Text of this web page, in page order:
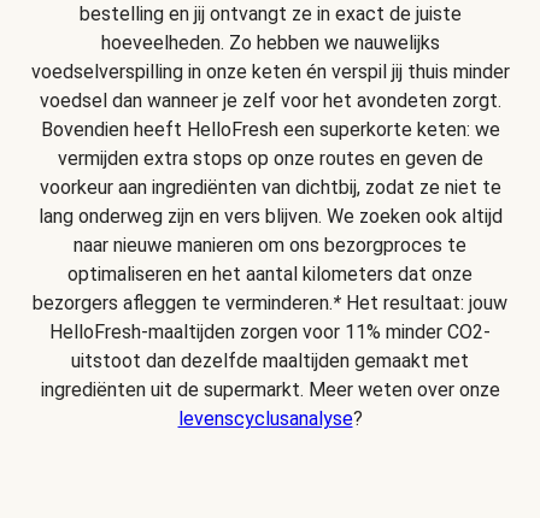
bestelling en jij ontvangt ze in exact de juiste
hoeveelheden. Zo hebben we nauwelijks
voedselverspilling in onze keten én verspil jij thuis minder
voedsel dan wanneer je zelf voor het avondeten zorgt.
Bovendien heeft HelloFresh een superkorte keten: we
vermijden extra stops op onze routes en geven de
voorkeur aan ingrediënten van dichtbij, zodat ze niet te
lang onderweg zijn en vers blijven. We zoeken ook altijd
naar nieuwe manieren om ons bezorgproces te
optimaliseren en het aantal kilometers dat onze
bezorgers afleggen te verminderen.* Het resultaat: jouw
HelloFresh-maaltijden zorgen voor 11% minder CO2-
uitstoot dan dezelfde maaltijden gemaakt met
ingrediënten uit de supermarkt. Meer weten over onze
levenscyclusanalyse?